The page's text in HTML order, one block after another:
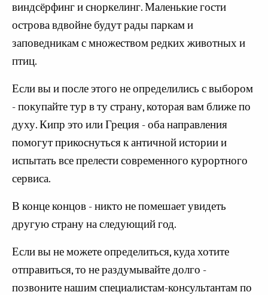
виндсёрфинг и сноркелинг. Маленькие гости
острова вдвойне будут рады паркам и
заповедникам с множеством редких животных и
птиц.
Если вы и после этого не определились с выбором
- покупайте тур в ту страну, которая вам ближе по
духу. Кипр это или Греция - оба направления
помогут прикоснуться к античной истории и
испытать все прелести современного курортного
сервиса.
В конце концов - никто не помешает увидеть
другую страну на следующий год.
Если вы не можете определиться, куда хотите
отправиться, то не раздумывайте долго -
позвоните нашим специалистам-консультантам по